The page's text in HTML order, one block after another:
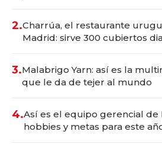
2.Charrúa, el restaurante
Madrid: sirve 300 cubiertos
3.Malabrigo Yarn: así es la
que le da de tejer al mundo
4.Así es el equipo gerencial de
hobbies y metas para este